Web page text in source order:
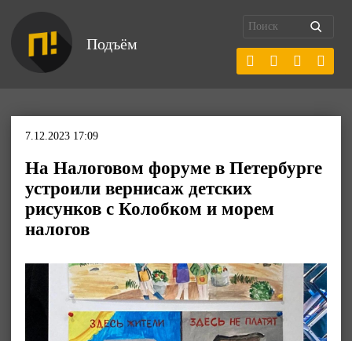
Подъём
7.12.2023 17:09
На Налоговом форуме в Петербурге
устроили вернисаж детских
рисунков с Колобком и морем
налогов